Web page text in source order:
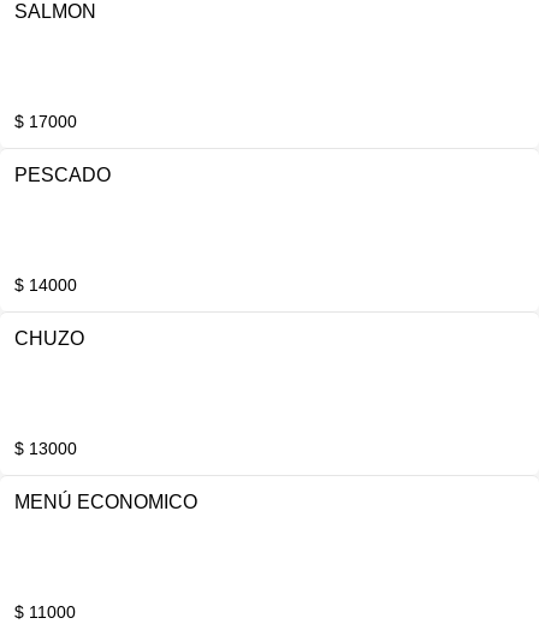
SALMON
$ 17000
PESCADO
$ 14000
CHUZO
$ 13000
MENÚ ECONOMICO
$ 11000